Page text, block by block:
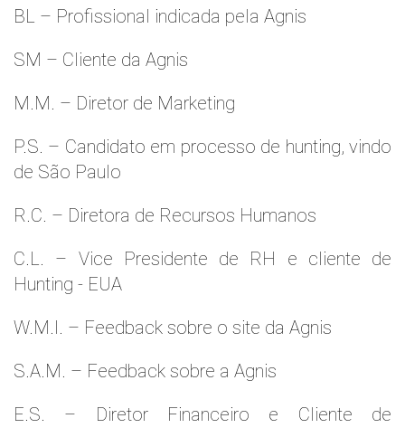
BL – Profissional indicada pela Agnis
SM – Cliente da Agnis
M.M. – Diretor de Marketing
P.S. – Candidato em processo de hunting, vindo
de São Paulo
R.C. – Diretora de Recursos Humanos
C.L. – Vice Presidente de RH e cliente de
Hunting - EUA
W.M.l. – Feedback sobre o site da Agnis
S.A.M. – Feedback sobre a Agnis
E.S. – Diretor Financeiro e Cliente de